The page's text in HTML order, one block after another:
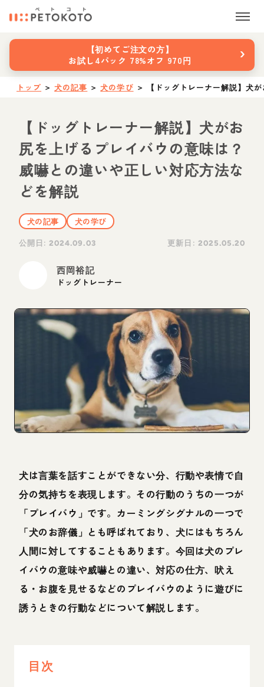
【初めてご注文の方】
お試し4パック 78%オフ 970円
›
トップ ＞ 犬の記事 ＞ 犬の学び ＞ 【ドッグトレーナー解説】犬
【ドッグトレーナー解説】犬がお
尻を上げるプレイバウの意味は？
威嚇との違いや正しい対応方法な
どを解説
犬の記事
犬の学び
公開日:2024.09.03 更新日: 2025.05.20
西岡裕記
ドッグトレーナー
犬は言葉を話すことができない分、行動や表情で自
分の気持ちを表現します。その行動のうちの一つが
「プレイバウ」です。カーミングシグナルの一つで
「犬のお辞儀」とも呼ばれており、犬にはもちろん
人間に対してすることもあります。今回は犬のプレ
イバウの意味や威嚇との違い、対応の仕方、吠え
る・お腹を見せるなどのプレイバウのように遊びに
誘うときの行動などについて解説します。
目次